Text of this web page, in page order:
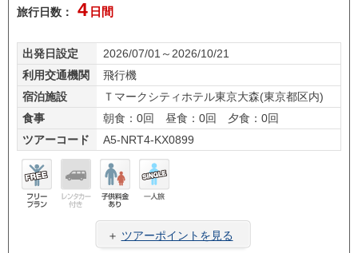
旅行日数： 4 日間
出発日設定
2026/07/01～2026/10/21
利用交通機関
飛行機
宿泊施設
Ｔマークシティホテル東京大森(東京都区内)
食事
朝食：0回 昼食：0回 夕食：0回
ツアーコード
A5-NRT4-KX0899
料金
旅
＋ ツアーポイントを見る